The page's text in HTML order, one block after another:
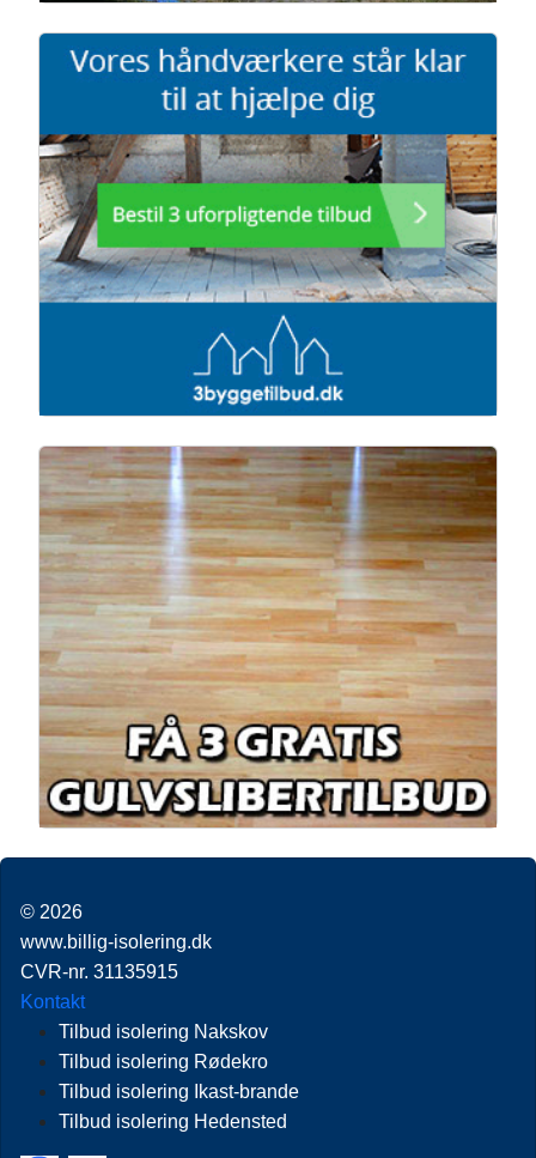
© 2026
www.billig-isolering.dk
CVR-nr. 31135915
Kontakt
Tilbud isolering Nakskov
Tilbud isolering Rødekro
Tilbud isolering Ikast-brande
Tilbud isolering Hedensted